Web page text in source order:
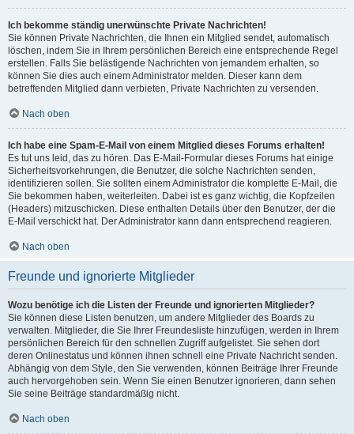
Ich bekomme ständig unerwünschte Private Nachrichten!
Sie können Private Nachrichten, die Ihnen ein Mitglied sendet, automatisch
löschen, indem Sie in Ihrem persönlichen Bereich eine entsprechende Regel
erstellen. Falls Sie belästigende Nachrichten von jemandem erhalten, so
können Sie dies auch einem Administrator melden. Dieser kann dem
betreffenden Mitglied dann verbieten, Private Nachrichten zu versenden.
Nach oben
Ich habe eine Spam-E-Mail von einem Mitglied dieses Forums erhalten!
Es tut uns leid, das zu hören. Das E-Mail-Formular dieses Forums hat einige
Sicherheitsvorkehrungen, die Benutzer, die solche Nachrichten senden,
identifizieren sollen. Sie sollten einem Administrator die komplette E-Mail, die
Sie bekommen haben, weiterleiten. Dabei ist es ganz wichtig, die Kopfzeilen
(Headers) mitzuschicken. Diese enthalten Details über den Benutzer, der die
E-Mail verschickt hat. Der Administrator kann dann entsprechend reagieren.
Nach oben
Freunde und ignorierte Mitglieder
Wozu benötige ich die Listen der Freunde und ignorierten Mitglieder?
Sie können diese Listen benutzen, um andere Mitglieder des Boards zu
verwalten. Mitglieder, die Sie Ihrer Freundesliste hinzufügen, werden in Ihrem
persönlichen Bereich für den schnellen Zugriff aufgelistet. Sie sehen dort
deren Onlinestatus und können ihnen schnell eine Private Nachricht senden.
Abhängig von dem Style, den Sie verwenden, können Beiträge Ihrer Freunde
auch hervorgehoben sein. Wenn Sie einen Benutzer ignorieren, dann sehen
Sie seine Beiträge standardmäßig nicht.
Nach oben